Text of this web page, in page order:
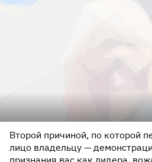
Второй причиной, по которой
лицо владельцу —
признания вас как лидера,